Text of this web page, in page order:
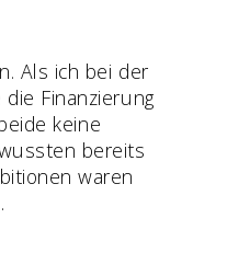
Als ich bei der
Finanzierung
keine
bereits
waren